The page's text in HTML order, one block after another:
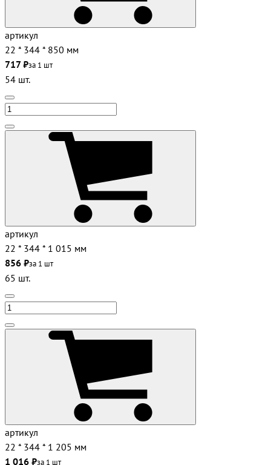
артикул
22 * 344 * 850 мм
717 ₽за 1 шт
54 шт.
артикул
22 * 344 * 1 015 мм
856 ₽за 1 шт
65 шт.
артикул
22 * 344 * 1 205 мм
1 016 ₽за 1 шт